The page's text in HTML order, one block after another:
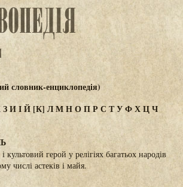
словник-енциклопедія)
ЗИІЙ [К] ЛМНОПР СТУФХЦЧ
герой у релігіях багатьох народів
числі астеків і майя.